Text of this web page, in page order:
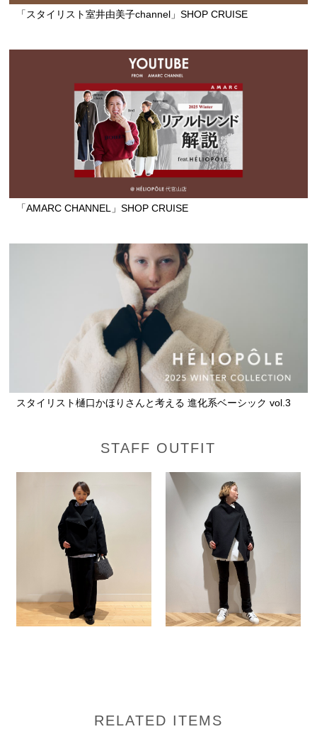
「スタイリスト室井由美子channel」SHOP CRUISE
「AMARC CHANNEL」SHOP CRUISE
スタイリスト樋口かほりさんと考える 進化系ベーシック vol.3
STAFF OUTFIT
RELATED ITEMS